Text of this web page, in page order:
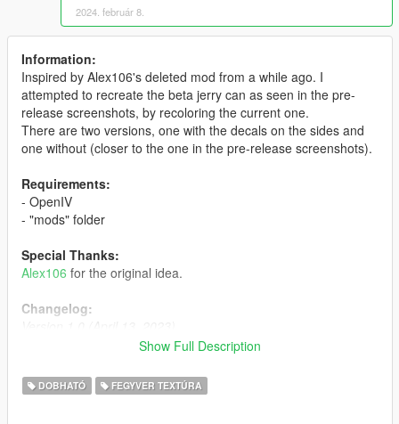
2024. február 8.
Information:
Inspired by Alex106's deleted mod from a while ago. I
attempted to recreate the beta jerry can as seen in the pre-
release screenshots, by recoloring the current one.
There are two versions, one with the decals on the sides and
one without (closer to the one in the pre-release screenshots).
Requirements:
- OpenIV
- "mods" folder
Special Thanks:
Alex106 for the original idea.
Changelog:
Version 2.0 (February 3, 2024)
- Updated folder structure
Show Full Description
DOBHATÓ FEGYVER TEXTÚRA